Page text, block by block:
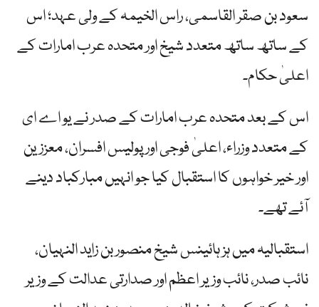
سعود بن صقر القاسمی، راس الخیمہ کے ولی عہد؛ اس
کے ساتھ ساتھ متعدد شیخ اور متحدہ عرب امارات کے
اعلیٰ حکام۔
اس کے بعد متحدہ عرب امارات کے صدر نے یو اے ای
کے متعدد وزراء، اعلیٰ فوجی اور پولیس افسران، معززین
اور خیر خواہوں کا استقبال کیا جو انہیں مبارکباد دینے
آئے تھے۔
استقبالیہ میں ہز ہائینس شیخ منصور بن زاید النہیان،
نائب صدر، نائب وزیر اعظم اور صدارتی عدالت کے وزیر